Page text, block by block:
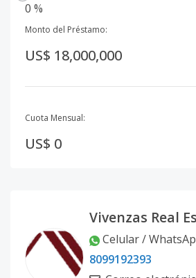
0 %
Monto del Préstamo:
US$ 18,000,000
Cuota Mensual:
US$ 0
Vivenzas Real
Celular /
8099192393